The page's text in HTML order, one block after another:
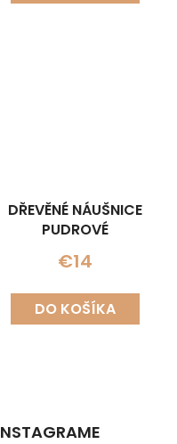
DŘEVĚNÉ NÁUŠNICE
PUDROVÉ
€14
DO KOŠÍKA